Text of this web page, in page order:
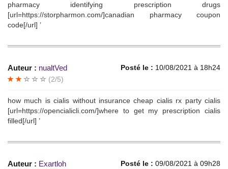
pharmacy identifying prescription drugs
[url=https://storpharmon.com/]canadian pharmacy coupon
code[/url] ’
Auteur : nualtVed Posté le : 10/08/2021 à 18h24
(2/5)
how much is cialis without insurance cheap cialis rx party cialis
[url=https://opencialicli.com/]where to get my prescription cialis
filled[/url] ’
Auteur : Exartloh Posté le : 09/08/2021 à 09h28